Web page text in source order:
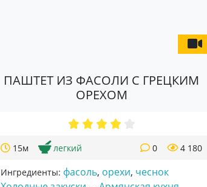
ПАШТЕТ ИЗ ФАСОЛИ С ГРЕЦКИМ
ОРЕХОМ
15м легкий 4 180
0
Ингредиенты: фасоль, орехи, чеснок